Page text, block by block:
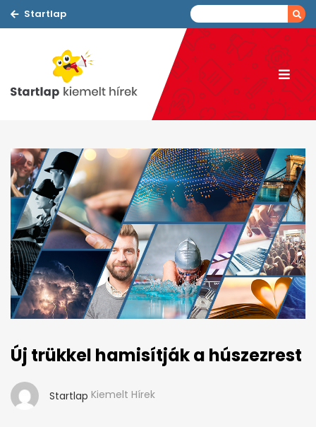
Startlap
Új trükkel hamisítják a húszezrest
Startlap Kiemelt Hírek